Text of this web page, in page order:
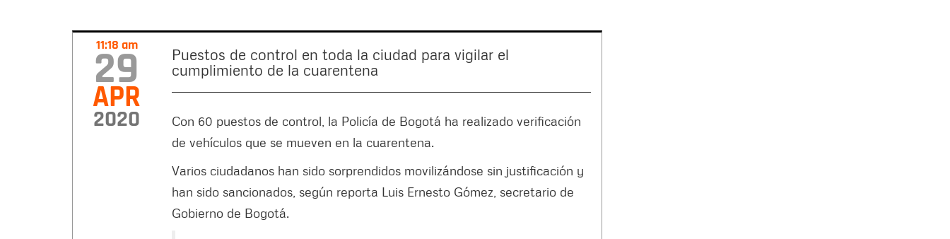
11:18 am
29
APR
2020
Puestos de control en toda la ciudad para vigilar el
cumplimiento de la cuarentena
Con 60 puestos de control, la Policía de Bogotá ha realizado verificación
de vehículos que se mueven en la cuarentena.
Varios ciudadanos han sido sorprendidos movilizándose sin justificación y
han sido sancionados, según reporta Luis Ernesto Gómez, secretario de
Gobierno de Bogotá.